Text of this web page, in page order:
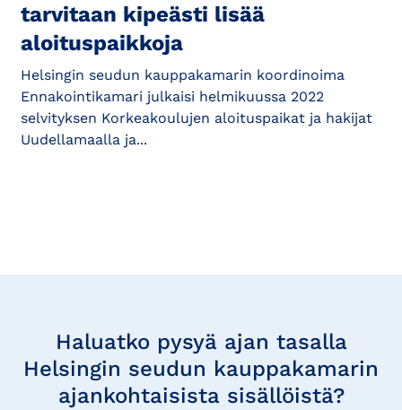
tarvitaan kipeästi lisää
aloituspaikkoja
Helsingin seudun kauppakamarin koordinoima
Ennakointikamari julkaisi helmikuussa 2022
selvityksen Korkeakoulujen aloituspaikat ja hakijat
Uudellamaalla ja...
Haluatko pysyä ajan tasalla
Helsingin seudun kauppakamarin
ajankohtaisista sisällöistä?